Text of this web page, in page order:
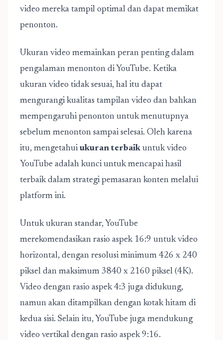
video mereka tampil optimal dan dapat memikat
penonton.
Ukuran video memainkan peran penting dalam
pengalaman menonton di YouTube. Ketika
ukuran video tidak sesuai, hal itu dapat
mengurangi kualitas tampilan video dan bahkan
mempengaruhi penonton untuk menutupnya
sebelum menonton sampai selesai. Oleh karena
itu, mengetahui ukuran terbaik untuk video
YouTube adalah kunci untuk mencapai hasil
terbaik dalam strategi pemasaran konten melalui
platform ini.
Untuk ukuran standar, YouTube
merekomendasikan rasio aspek 16:9 untuk video
horizontal, dengan resolusi minimum 426 x 240
piksel dan maksimum 3840 x 2160 piksel (4K).
Video dengan rasio aspek 4:3 juga didukung,
namun akan ditampilkan dengan kotak hitam di
kedua sisi. Selain itu, YouTube juga mendukung
video vertikal dengan rasio aspek 9:16.